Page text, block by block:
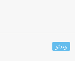
ویدئو